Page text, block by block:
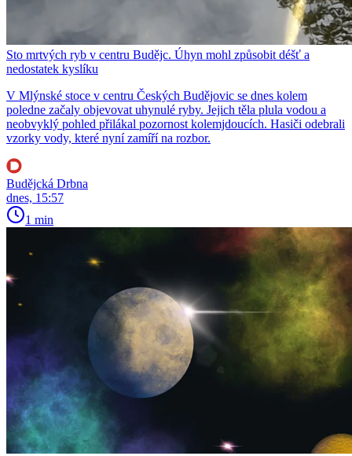
Sto mrtvých ryb v centru Budějc. Úhyn mohl způsobit déšť a
nedostatek kyslíku
V Mlýnské stoce v centru Českých Budějovic se dnes kolem
poledne začaly objevovat uhynulé ryby. Jejich těla plula vodou a
neobvyklý pohled přilákal pozornost kolemjdoucích. Hasiči odebrali
vzorky vody, které nyní zamíří na rozbor.
Budějcká Drbna
dnes, 15:57
1 min